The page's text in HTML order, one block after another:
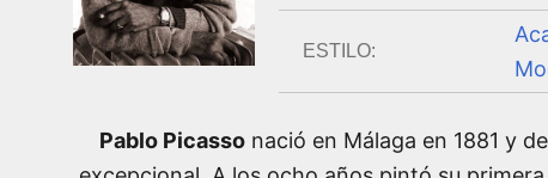
ESTILO:
Pablo Picassonació en Málaga en 1881 y